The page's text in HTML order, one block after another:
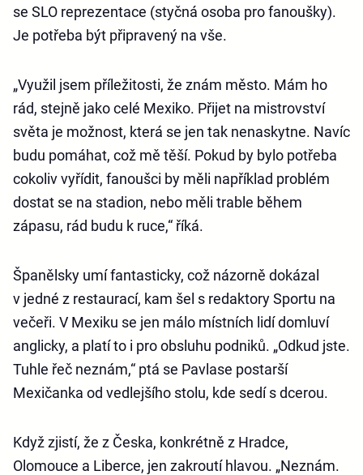
se SLO reprezentace (styčná osoba pro fanoušky).
Je potřeba být připravený na vše.
„Využil jsem příležitosti, že znám město. Mám ho
rád, stejně jako celé Mexiko. Přijet na mistrovství
světa je možnost, která se jen tak nenaskytne. Navíc
budu pomáhat, což mě těší. Pokud by bylo potřeba
cokoliv vyřídit, fanoušci by měli například problém
dostat se na stadion, nebo měli trable během
zápasu, rád budu k ruce,“ říká.
Španělsky umí fantasticky, což názorně dokázal
v jedné z restaurací, kam šel s redaktory Sportu na
večeři. V Mexiku se jen málo místních lidí domluví
anglicky, a platí to i pro obsluhu podniků. „Odkud jste.
Tuhle řeč neznám,“ ptá se Pavlase postarší
Mexičanka od vedlejšího stolu, kde sedí s dcerou.
Když zjistí, že z Česka, konkrétně z Hradce,
Olomouce a Liberce, jen zakroutí hlavou. „Neznám.